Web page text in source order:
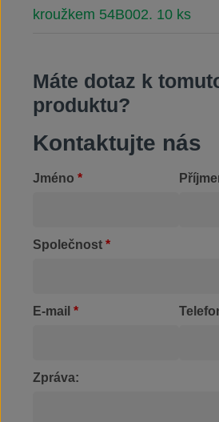
kroužkem 54B002. 10 ks
Máte dotaz k
produktu?
Kontaktujte nás
Jméno *
Společnost *
E-mail *
Zpráva: